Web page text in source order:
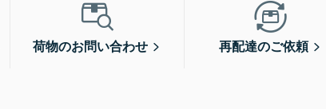
荷物のお問い合わせ 再配達のご依頼